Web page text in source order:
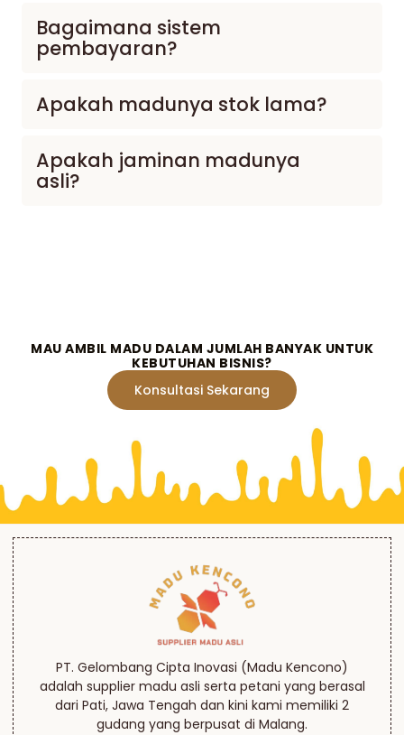
Bagaimana sistem
pembayaran?
Apakah madunya stok lama?
Apakah jaminan madunya
asli?
MAU AMBIL MADU DALAM JUMLAH BANYAK UNTUK
KEBUTUHAN BISNIS?
Konsultasi Sekarang
PT. Gelombang Cipta Inovasi (Madu Kencono)
adalah supplier madu asli serta petani yang berasal
dari Pati, Jawa Tengah dan kini kami memiliki 2
gudang yang berpusat di Malang.